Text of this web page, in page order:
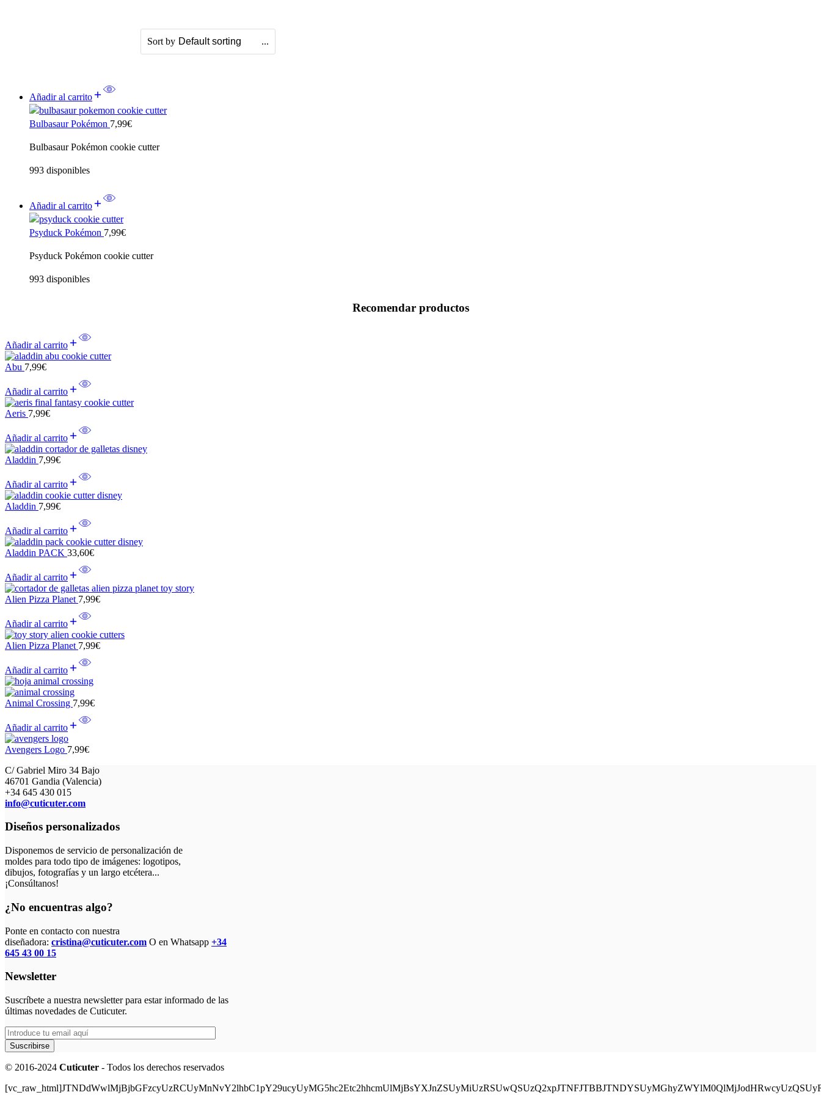
Sort by ...
Añadir al carrito
Bulbasaur Pokémon 7,99€
Bulbasaur Pokémon cookie cutter
993 disponibles
Añadir al carrito
Psyduck Pokémon 7,99€
Psyduck Pokémon cookie cutter
993 disponibles
Recomendar productos
Añadir al carrito
Abu 7,99€
Añadir al carrito
Aeris 7,99€
Añadir al carrito
Aladdin 7,99€
Añadir al carrito
Aladdin 7,99€
Añadir al carrito
Aladdin PACK 33,60€
Añadir al carrito
Alien Pizza Planet 7,99€
Añadir al carrito
Alien Pizza Planet 7,99€
Añadir al carrito
Animal Crossing 7,99€
Añadir al carrito
Avengers Logo 7,99€
C/ Gabriel Miro 34 Bajo
46701 Gandia (Valencia)
+34 645 430 015
info@cuticuter.com
Diseños personalizados
Disponemos de servicio de personalización de
moldes para todo tipo de imágenes: logotipos,
dibujos, fotografías y un largo etcétera...
¡Consúltanos!
¿No encuentras algo?
Ponte en contacto con nuestra
diseñadora: cristina@cuticuter.com O en Whatsapp +34
645 43 00 15
Newsletter
Suscríbete a nuestra newsletter para estar informado de las
últimas novedades de Cuticuter.
© 2016-2024 Cuticuter - Todos los derechos reservados